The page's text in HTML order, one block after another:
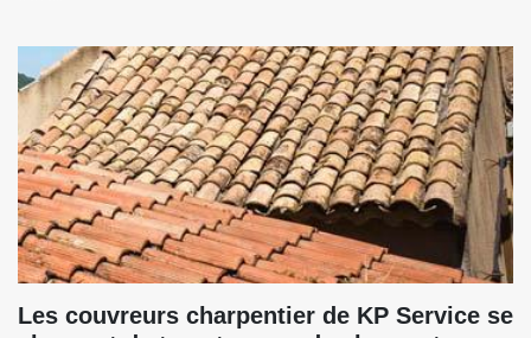
Les couvreurs charpentier de KP Service se